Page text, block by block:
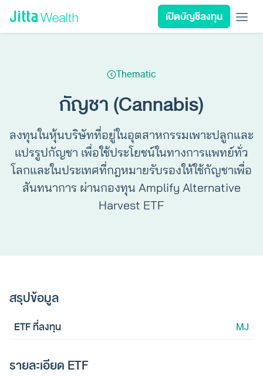
เปิดบัญชีลงทุน
นโยบายลงทุน
วางแผนการเงิน
เกี่ยวกับ Jitta Wealth
Thematic
กัญชา (Cannabis)
ลงทุนในหุ้นบริษัทที่อยู่ในอุตสาหกรรมเพาะปลูกและ
แปรรูปกัญชา เพื่อใช้ประโยชน์ในทางการแพทย์ทั่ว
โลกและในประเทศที่กฎหมายรับรองให้ใช้กัญชาเพื่อ
สันทนาการ ผ่านกองทุน Amplify Alternative
Harvest ETF
สรุปข้อมูล
ETF ที่ลงทุน MJ
รายละเอียด ETF